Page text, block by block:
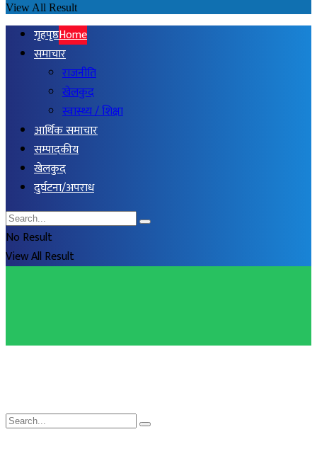
View All Result
गृहपृष्ठHome
समाचार
राजनीति
खेलकुद
स्वास्थ्य / शिक्षा
आर्थिक समाचार
सम्पादकीय
खेलकुद
दुर्घटना/अपराध
No Result
View All Result